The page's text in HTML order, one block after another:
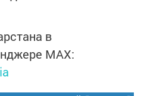
в
MАХ: